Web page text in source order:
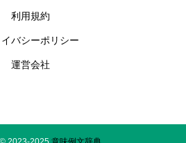
利用規約
バシーポリシー
運営会社